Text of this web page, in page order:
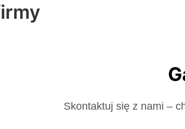
Skontaktuj się z nami –